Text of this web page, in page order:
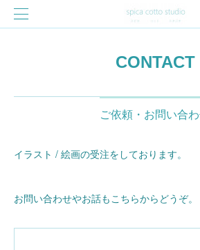
CONTACT
ご依頼・お問い合
イラスト / 絵画の受注をしております。
お問い合わせやお話もこちらからどうぞ。